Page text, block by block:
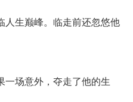
人生巅峰。临走前还忽悠他
场意外，夺走了他的生